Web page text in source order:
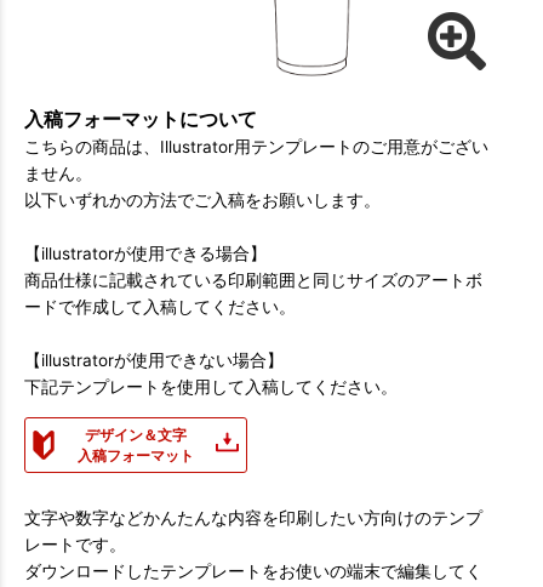
入稿フォーマットについて
こちらの商品は、Illustrator用テンプレートのご用意がござい
ません。
以下いずれかの方法でご入稿をお願いします。
【illustratorが使用できる場合】
商品仕様に記載されている印刷範囲と同じサイズのアートボ
ードで作成して入稿してください。
【illustratorが使用できない場合】
下記テンプレートを使用して入稿してください。
デザイン＆文字
入稿フォーマット
文字や数字などかんたんな内容を印刷したい方向けのテンプ
レートです。
ダウンロードしたテンプレートをお使いの端末で編集してく